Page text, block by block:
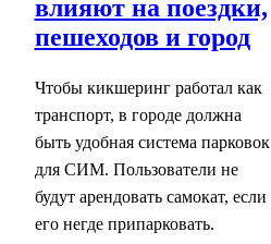
влияют на поездки,
пешеходов и город
Чтобы кикшеринг работал как
транспорт, в городе должна
быть удобная система парковок
для СИМ. Пользователи не
будут арендовать самокат, если
его негде припарковать.